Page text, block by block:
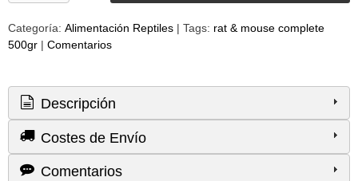
Categoría: Alimentación Reptiles | Tags: rat & mouse complete
500gr | Comentarios
Descripción
Costes de Envío
Comentarios